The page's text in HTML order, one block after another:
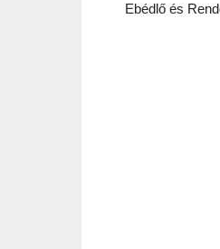
Ebédlő és